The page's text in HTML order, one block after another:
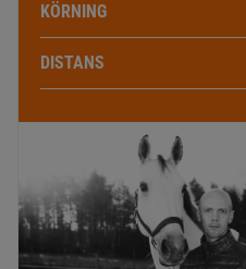
KÖRNING
DISTANS